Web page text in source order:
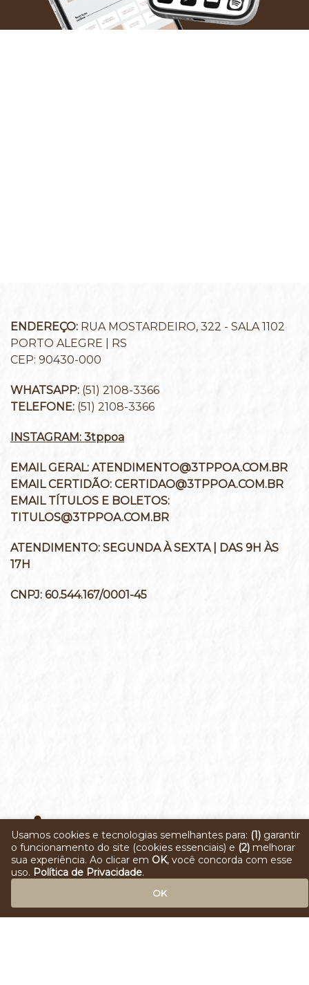
ENDEREÇO: RUA MOSTARDEIRO, 322 - SALA 1102
PORTO ALEGRE | RS
CEP: 90430-000
WHATSAPP: (51) 2108-3366
TELEFONE: (51) 2108-3366
INSTAGRAM: 3tppoa
EMAIL GERAL: ATENDIMENTO@3TPPOA.COM.BR
EMAIL CERTIDÃO: CERTIDAO@3TPPOA.COM.BR
EMAIL TÍTULOS E BOLETOS:
TITULOS@3TPPOA.COM.BR
ATENDIMENTO: SEGUNDA À SEXTA | DAS 9H ÀS
17H
CNPJ: 60.544.167/0001-45
Usamos cookies e tecnologias semelhantes para: (1) garantir
o funcionamento do site (cookies essenciais) e (2) melhorar
sua experiência. Ao clicar em OK, você concorda com esse
uso. Política de Privacidade.
OK